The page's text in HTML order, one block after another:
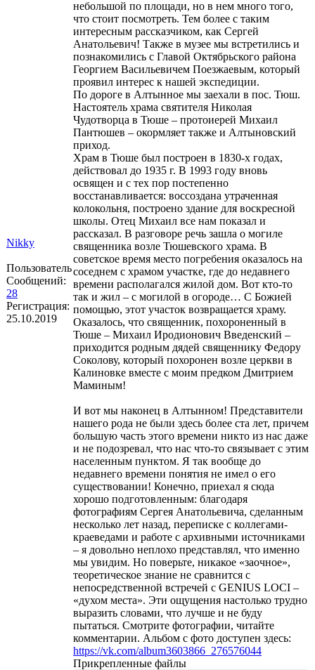
Nikky
Пользователь
Сообщений:
28
Регистрация:
25.10.2019
небольшой по площади, но в нем много того,
что стоит посмотреть. Тем более с таким
интересным рассказчиком, как Сергей
Анатольевич! Также в музее мы встретились и
познакомились с Главой Октябрьского района
Георгием Васильевичем Поезжаевым, который
проявил интерес к нашей экспедиции.
По дороге в Алтынное мы заехали в пос. Тюш.
Настоятель храма святителя Николая
Чудотворца в Тюше – протоиерей Михаил
Пантюшев – окормляет также и Алтыновский
приход.
Храм в Тюше был построен в 1830-х годах,
действовал до 1935 г. В 1993 году вновь
освящен и с тех пор постепенно
восстанавливается: воссоздана утраченная
колокольня, построено здание для воскресной
школы. Отец Михаил все нам показал и
рассказал. В разговоре речь зашла о могиле
священника возле Тюшевского храма. В
советское время место погребения оказалось на
соседнем с храмом участке, где до недавнего
времени располагался жилой дом. Вот кто-то
так и жил – с могилой в огороде… С Божией
помощью, этот участок возвращается храму.
Оказалось, что священник, похороненный в
Тюше – Михаил Иродионович Введенский –
приходится родным дядей священнику Федору
Соколову, который похоронен возле церкви в
Калиновке вместе с моим предком Дмитрием
Маминым!
И вот мы наконец в Алтынном! Представители
нашего рода не были здесь более ста лет, причем
большую часть этого времени никто из нас даже
и не подозревал, что нас что-то связывает с этим
населенным пунктом. Я так вообще до
недавнего времени понятия не имел о его
существовании! Конечно, приехал я сюда
хорошо подготовленным: благодаря
фотографиям Сергея Анатольевича, сделанным
несколько лет назад, переписке с коллегами-
краеведами и работе с архивными источниками
– я довольно неплохо представлял, что именно
мы увидим. Но поверьте, никакое «заочное»,
теоретическое знание не сравнится с
непосредственной встречей с GENIUS LOCI –
«духом места». Эти ощущения настолько трудно
выразить словами, что лучше и не буду
пытаться. Смотрите фотографии, читайте
комментарии. Альбом с фото доступен здесь:
https://vk.com/album3603866_276576044
Прикрепленные файлы